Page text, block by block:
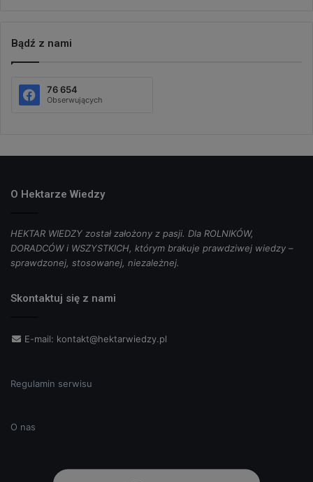
Bądź z nami
76 654
Obserwujących
O Hektarze Wiedzy
HEKTAR WIEDZY został założony z pasji. Dla ROLNIKÓW,
DORADCÓW i WSZYSTKICH, którym brakuje prawdziwej wiedzy –
sprawdzonej, stosowanej, niezależnej.
Skontaktuj się z nami
E-mail: kontakt@hektarwiedzy.pl
Regulamin serwisu
O nas